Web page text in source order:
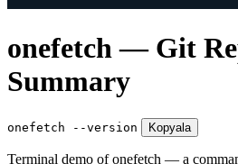
onefetch — Git
Summary
onefetch --version Kopyala
Terminal demo of onefetch — a